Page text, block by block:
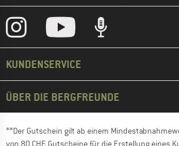
KUNDENSERVICE
ÜBER DIE BERGFREUNDE
**Der Gutschein gilt ab einem
von 80 CHF. Gutscheine für die Erstellung eines